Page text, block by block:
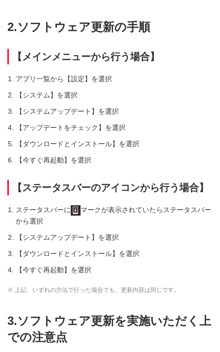
2.ソフトウェア更新の手順
【メインメニューから行う場合】
アプリ一覧から【設定】を選択
【システム】を選択
【システムアップデート】を選択
【アップデートをチェック】を選択
【ダウンロードとインストール】を選択
【今すぐ再起動】を選択
【ステータスバーのアイコンから行う場合】
ステータスバーに
マークが表示されていたらステータスバー
から選択
【システムアップデート】を選択
【ダウンロードとインストール】を選択
【今すぐ再起動】を選択
※ 上記、いずれの方法で行った場合でも、更新内容は同じです。
3.ソフトウェア更新を実施いただく上
での注意点